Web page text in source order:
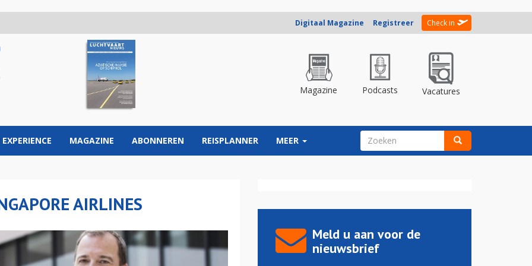
Digitaal Magazine Registreer Check in
Magazine Podcasts Vacatures
EXPERIENCE MAGAZINE ABONNEREN REISPLANNER MEER ZOEKVELD
AIRLINES
Meld u aan voor de
nieuwsbrief